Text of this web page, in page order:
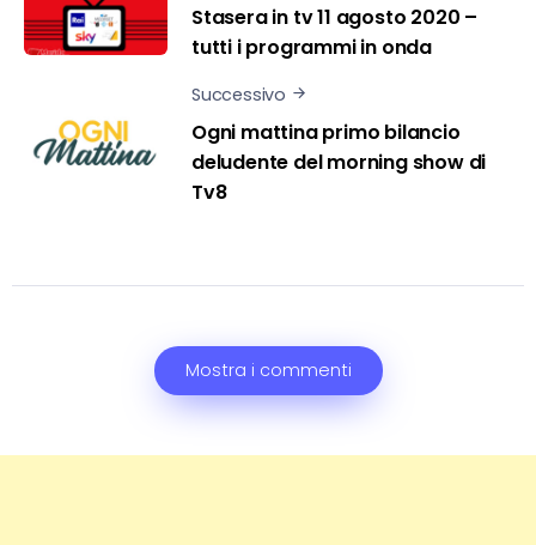
Stasera in tv 11 agosto 2020 –
tutti i programmi in onda
Successivo
Ogni mattina primo bilancio
deludente del morning show di
Tv8
Mostra i commenti